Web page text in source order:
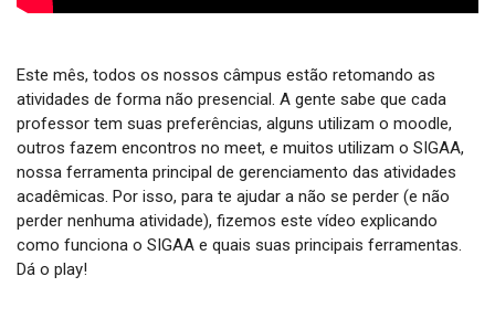
Este mês, todos os nossos câmpus estão retomando as
atividades de forma não presencial. A gente sabe que cada
professor tem suas preferências, alguns utilizam o moodle,
outros fazem encontros no meet, e muitos utilizam o SIGAA,
nossa ferramenta principal de gerenciamento das atividades
acadêmicas. Por isso, para te ajudar a não se perder (e não
perder nenhuma atividade), fizemos este vídeo explicando
como funciona o SIGAA e quais suas principais ferramentas.
Dá o play!